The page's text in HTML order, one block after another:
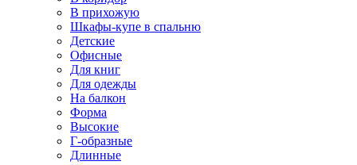
В прихожую
Шкафы-купе в спальню
Детские
Офисные
Для книг
Для одежды
На балкон
Форма
Высокие
Г-образные
Длинные